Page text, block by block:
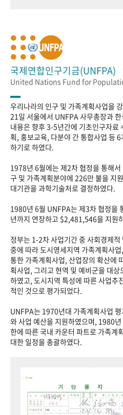
국제연합인구기금(UNFPA)
United Nations Fund for
우리나라의 인구 및 가족계획사업을
21일 서울에서 UNFPA 사무총장과
내용은 향후 3-5년간에 기초인구자료
획, 홍보교육, 다분야 간 통합사업 등
하기로 하였다.
1978년 6월에는 제2차 협정을 통해
구 및 가족계획분야에 226만 불을 지
대기관을 과학기술처로 결정하였다.
1980년 6월 UNFPA는 제3차 협정을
년까지 연장하고 $2,481,546을 지원
정부는 1-2차 사업기간 중 사회경제
중에 따라 도시영세지역 가족계획사
통한 가족계획사업, 산업장의 확산에
획사업, 그리고 현역 및 예비군을 대
하였고, 도시지역 특성에 따른 사업추
적인 것으로 평가되었다.
UNFPA는 1970년대 가족계획사업
와 사업 예산을 지원하였으며, 1980
한에 따른 국내 카운터 파트로 가족계
대한 일정을 총괄하였다.